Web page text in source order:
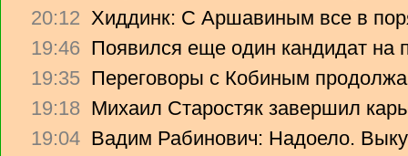
20:12 Хиддинк: С Аршавиным все в
19:46 Появился еще один кандидат на
19:35 Переговоры с Кобиным
19:18 Михаил Старостяк завершил
19:04 Вадим Рабинович: Надоело.